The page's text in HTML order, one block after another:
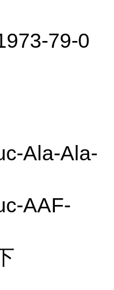
79-0
Ala-Ala-
AAF-